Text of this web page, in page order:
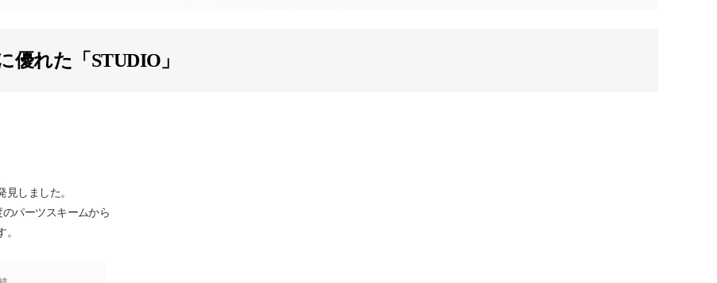
れた「STUDIO」
しました。
のパーツスキームから